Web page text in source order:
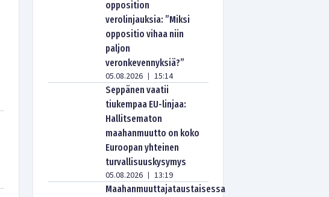
opposition
verolinjauksia: ”Miksi
oppositio vihaa niin
paljon
veronkevennyksiä?”
05.08.2026 | 15:14
Seppänen vaatii
tiukempaa EU-linjaa:
Hallitsematon
maahanmuutto on koko
Euroopan yhteinen
turvallisuuskysymys
05.08.2026 | 13:19
Maahanmuuttajataustaisessa